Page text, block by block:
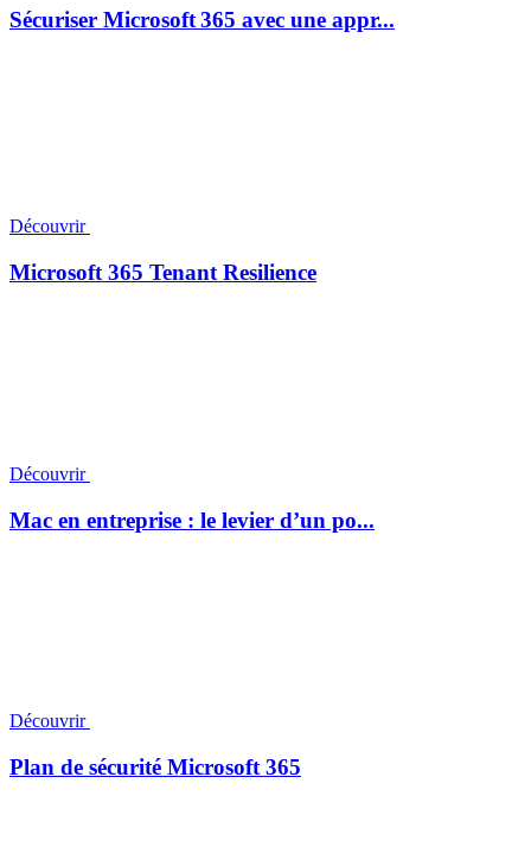
Sécuriser Microsoft 365 avec une appr...
Découvrir
Microsoft 365 Tenant Resilience
Découvrir
Mac en entreprise : le levier d’un po...
Découvrir
Plan de sécurité Microsoft 365